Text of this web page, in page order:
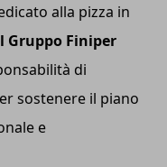
alla pizza in
Gruppo Finiper
di
sostenere il piano
e